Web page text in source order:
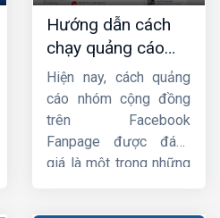
Hướng dẫn cách
chạy quảng cáo
group facebook
chi tiết từ A đến Z
Hiện nay, cách quảng
cáo nhóm cộng đồng
trên Facebook
Fanpage được đánh
giá là một trong những